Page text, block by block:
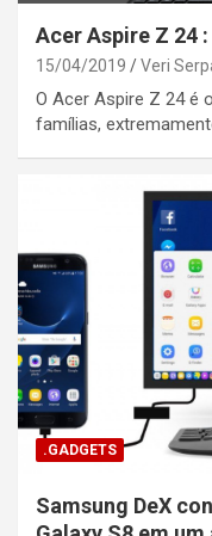
Acer Aspire Z 24
15/04/2019 Veri
O Acer Aspire Z 24 é
famílias,
.GADGETS
Samsung DeX